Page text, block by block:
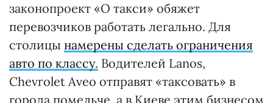
законопроект «О такси» обяжет
перевозчиков работать легально. Для
столицы намерены сделать ограничения
авто по классу. Водителей Lanos,
Chevrolet Aveo отправят «таксовать» в
города помельче, а в Киеве этим бизнесом